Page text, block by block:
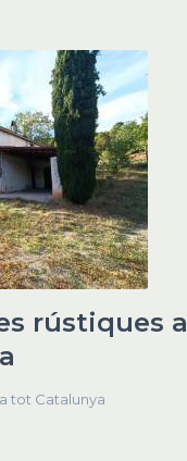
rústiques a
tot Catalunya